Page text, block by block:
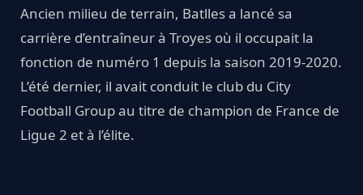
Ancien milieu de terrain, Batlles a lancé sa
carrière d’entraîneur à Troyes où il occupait la
fonction de numéro 1 depuis la saison 2019-2020.
L’été dernier, il avait conduit le club du City
Football Group au titre de champion de France de
Ligue 2 et à l’élite.